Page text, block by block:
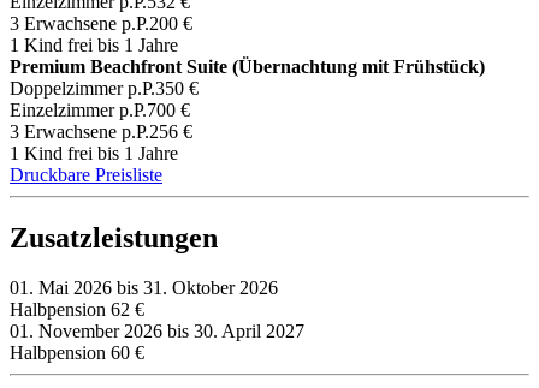
3 Erwachsene p.P.200 €
1 Kind frei bis 1 Jahre
Premium Beachfront Suite (Übernachtung mit Frühstück)
Doppelzimmer p.P.350 €
Einzelzimmer p.P.700 €
3 Erwachsene p.P.256 €
1 Kind frei bis 1 Jahre
Druckbare Preisliste
Zusatzleistungen
01. Mai 2026 bis 31. Oktober 2026
Halbpension 62 €
01. November 2026 bis 30. April 2027
Halbpension 60 €